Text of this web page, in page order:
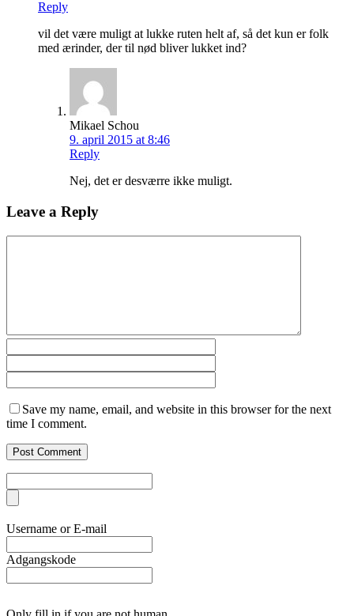
Reply
vil det være muligt at lukke ruten helt af, så det kun er folk
med ærinder, der til nød bliver lukket ind?
Mikael Schou
9. april 2015 at 8:46
Reply
Nej, det er desværre ikke muligt.
Leave a Reply
Save my name, email, and website in this browser for the next
time I comment.
Username or E-mail
Adgangskode